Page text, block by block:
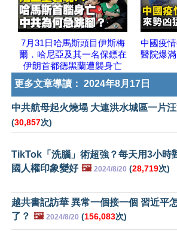
7月31日哈馬斯頭目伊斯梅
爾．哈尼亞及其一名保鏢在
伊朗首都德黑蘭遭襲身亡
中國疫
醫院爆
更多文章導讀： 2024年8月17日
中共航母起火燒塌 大連洪水城區一片汪
(30,857次)
TikTok「洗腦」術超強？每天用3小時
國人權印象變好 🖼️ 2024/8/20 (28,719次)
越共書記訪華 異常一個接一個 習近平
了？ 🖼️ 2024/8/20 (156,083次)